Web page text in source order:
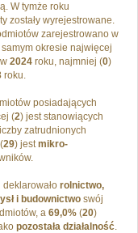
W tymże roku
zostały wyrejestrowane.
zarejestrowano w
samym okresie najwięcej
2024 roku, najmniej (0)
roku.
posiadających
(2) jest stanowiących
zatrudnionych
29) jestmikro-
rolnictwo,
i budownictwo swój
a 69,0% (20)
pozostała działalność.